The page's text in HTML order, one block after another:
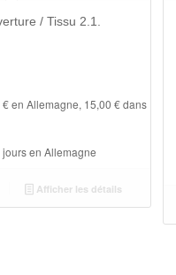
/ Tissu 2.1.
€ en Allemagne, 15,00 € dans
jours en Allemagne
Afficher les détails